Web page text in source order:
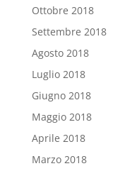
Ottobre 2018
Settembre 2018
Agosto 2018
Luglio 2018
Giugno 2018
Maggio 2018
Aprile 2018
Marzo 2018